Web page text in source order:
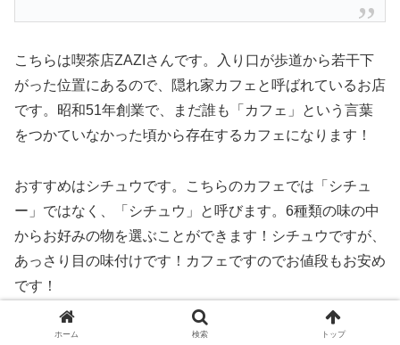
こちらは喫茶店ZAZIさんです。入り口が歩道から若干下
がった位置にあるので、隠れ家カフェと呼ばれているお店
です。昭和51年創業で、まだ誰も「カフェ」という言葉
をつかていなかった頃から存在するカフェになります！
おすすめはシチュウです。こちらのカフェでは「シチュ
ー」ではなく、「シチュウ」と呼びます。6種類の味の中
からお好みの物を選ぶことができます！シチュウですが、
あっさり目の味付けです！カフェですのでお値段もお安め
です！
ホーム 検索 トップ